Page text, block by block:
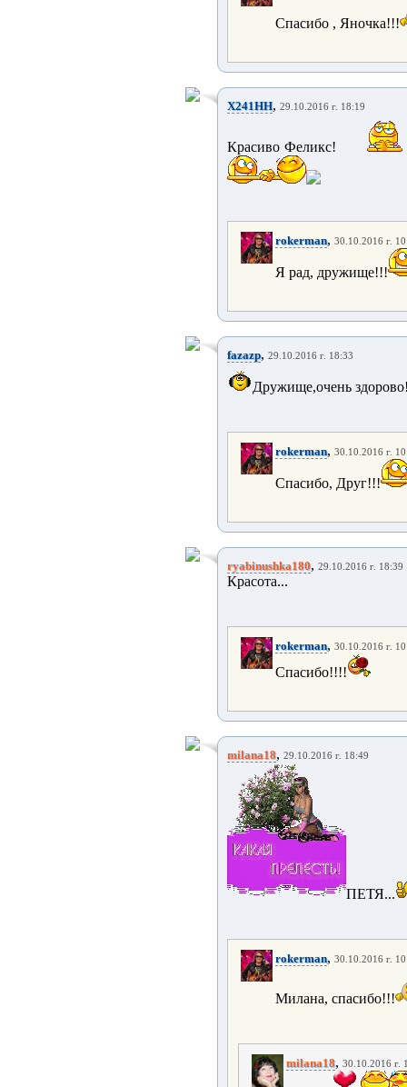
Спасибо , Яночка!!!
X241HH, 29.10.2016 г. 18:19
Красиво Феликс!
rokerman, 30.10.2016 г.
Я рад, дружище!!!
fazazp, 29.10.2016 г. 18:33
Дружище,очень
rokerman, 30.10.2016 г.
Спасибо, Друг!!!
ryabinushka180, 29.10.2016 г. 18:39
Красота...
rokerman, 30.10.2016 г.
Спасибо!!!!
milana18, 29.10.2016 г. 18:49
ПЕТЯ...
rokerman, 30.10.2016 г.
Милана, спасибо!!!
milana18, 30.10.2016 г.